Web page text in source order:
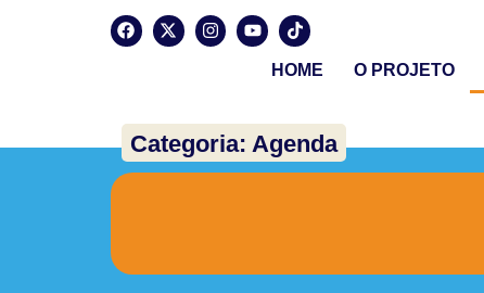
HOME O PROJETO
Categoria: Agenda